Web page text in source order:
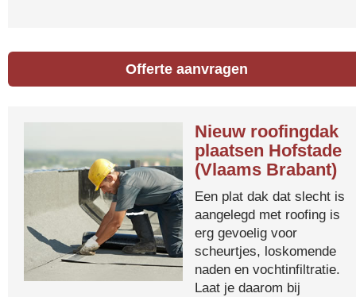
Offerte aanvragen
Nieuw roofingdak
plaatsen Hofstade
(Vlaams Brabant)
Een plat dak dat slecht is
aangelegd met roofing is
erg gevoelig voor
scheurtjes, loskomende
naden en vochtinfiltratie.
Laat je daarom bij